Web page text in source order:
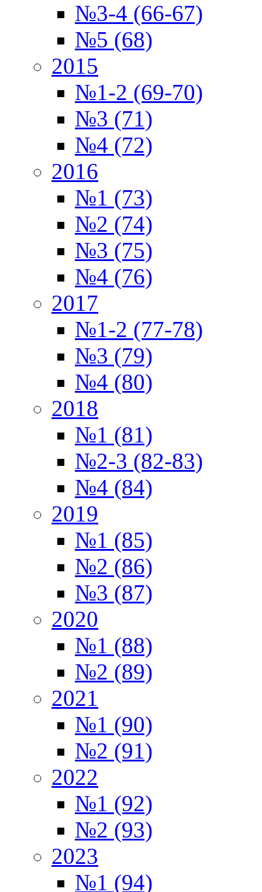
№3-4 (66-67)
№5 (68)
2015
№1-2 (69-70)
№3 (71)
№4 (72)
2016
№1 (73)
№2 (74)
№3 (75)
№4 (76)
2017
№1-2 (77-78)
№3 (79)
№4 (80)
2018
№1 (81)
№2-3 (82-83)
№4 (84)
2019
№1 (85)
№2 (86)
№3 (87)
2020
№1 (88)
№2 (89)
2021
№1 (90)
№2 (91)
2022
№1 (92)
№2 (93)
2023
№1 (94)